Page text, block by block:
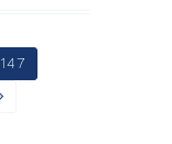
147